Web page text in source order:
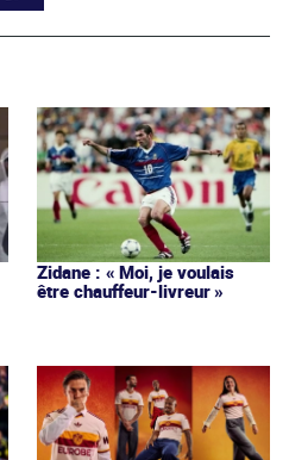
Zidane : « Moi, je voulais
être chauffeur-livreur »